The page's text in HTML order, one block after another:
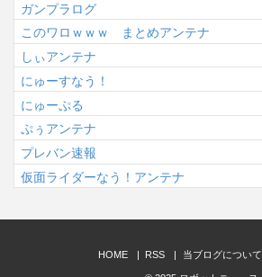
ガンプラログ
このワロｗｗｗ まとめアンテナ
しぃアンテナ
にゅーすなう！
にゅーぷる
ぷぅアンテナ
プレバン速報
仮面ライダーなう！アンテナ
HOME RSS 当ブログについて